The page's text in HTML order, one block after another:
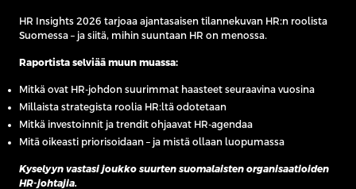
HR Insights 2026 tarjoaa ajantasaisen tilannekuvan HR:n roolista
Suomessa – ja siitä, mihin suuntaan HR on menossa.
Raportista selviää muun muassa:
Mitkä ovat HR-johdon suurimmat haasteet seuraavina vuosina
Millaista strategista roolia HR:ltä odotetaan
Mitkä investoinnit ja trendit ohjaavat HR-agendaa
Mitä oikeasti priorisoidaan – ja mistä ollaan luopumassa
Kyselyyn vastasi joukko suurten suomalaisten organisaatioiden
HR-johtajia.